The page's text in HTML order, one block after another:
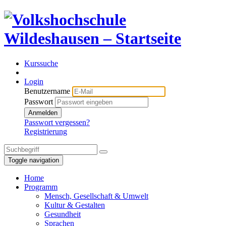
Kurssuche
Login
Benutzername
Passwort
Anmelden
Passwort vergessen?
Registrierung
Toggle navigation
Home
Programm
Mensch, Gesellschaft & Umwelt
Kultur & Gestalten
Gesundheit
Sprachen